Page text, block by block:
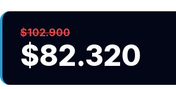
$102.900
$82.320